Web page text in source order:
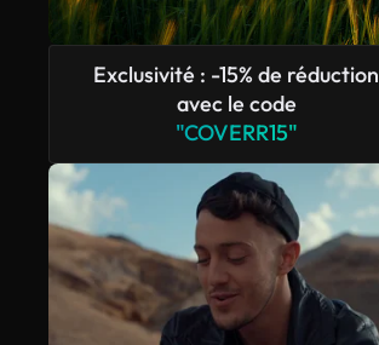
Exclusivité : -15% de réduction
avec le code
"COVERR15"